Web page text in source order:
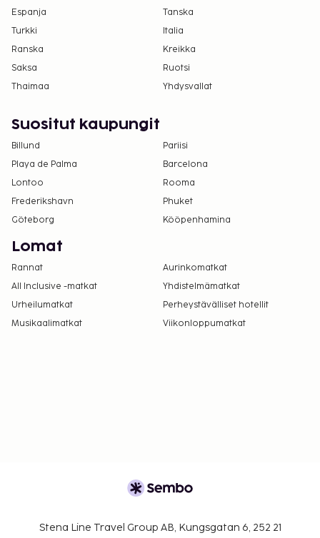
takuumaksut eivät välttämättä sisällä veroja, ja ne
saattavat muuttua.
Yksi korkeintaan 5 vuotta vanha lapsi voi
majoittua ilmaiseksi, kun hän käyttää
vanhemman tai huoltajan huoneessa olevia
Majoituspaikassa on tarjolla
yhdistettäviä/vierekkäisiä huoneita, joiden
saatavuus on rajoitettua. Niitä voi pyytää
ottamalla yhteyttä majoituspaikkaan.
Yhteystiedot löytyvät varausvahvistuksesta.
Espanja
Tanska
Turkki
Italia
Ranska
Kreikka
Saksa
Ruotsi
Thaimaa
Yhdysvallat
Suositut kaupungit
Billund
Pariisi
Playa de Palma
Barcelona
Lontoo
Rooma
Frederikshavn
Phuket
Göteborg
Kööpenhamina
Lomat
Rannat
Aurinkomatkat
All Inclusive -matkat
Yhdistelmämatkat
Urheilumatkat
Perheystävälliset hotellit
Musikaalimatkat
Viikonloppumatkat
Stena Line Travel Group AB, Kungsgatan 6, 252 21